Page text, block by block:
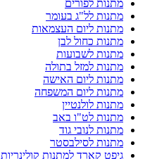
מתנות לפורים
מתנות לל"ג בעומר
מתנות ליום העצמאות
מתנות כחול לבן
מתנות לשבועות
מתנות למזל בתולה
מתנות ליום האישה
מתנות ליום המשפחה
מתנות לולנטיין
מתנות לט"ו באב
מתנות לנובי גוד
מתנות לסילבסטר
גיפט קארד למתנות קולינריות